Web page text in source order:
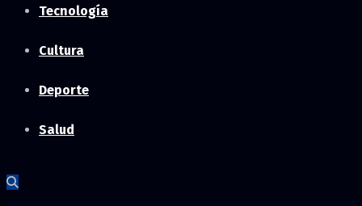
Tecnología
Cultura
Deporte
Salud